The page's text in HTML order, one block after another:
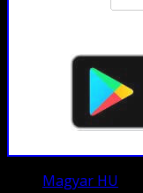
Magyar HU